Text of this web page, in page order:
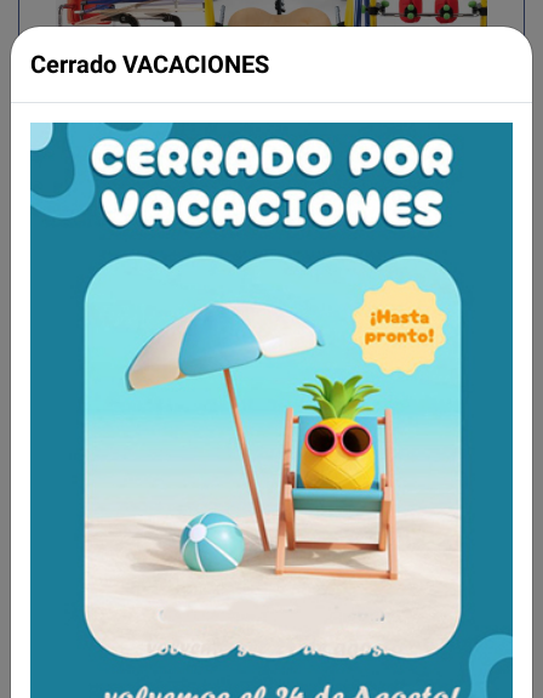
-Mesa desmontable de madera contrachapada.
Regulable en altura, profundidad e inclinación
-Chasis regulable en inclinación.
-Soporte de rodillas regulables en profundidad,
-Soporte de talones regulables en profundidad y
-Base de madera contrachapada, regulable en
-Soporte pélvico regulable en altura, en sentido
antero-posterior y en circunferencia con velcro.
-Soporte axilar (solo para las medidas 2-3)
regulable en altura, en sentido antero-posterior y
en circunferencia con velcro
-Ruedas diámetro total de 75 mm con frenos.
Cerrado VACACIONES